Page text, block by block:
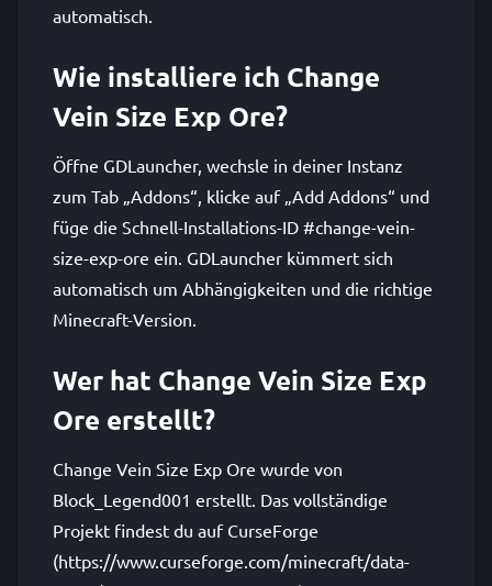
automatisch.
Wie installiere ich Change
Vein Size Exp Ore?
Öffne GDLauncher, wechsle in deiner Instanz
zum Tab „Addons“, klicke auf „Add Addons“ und
füge die Schnell-Installations-ID #change-vein-
size-exp-ore ein. GDLauncher kümmert sich
automatisch um Abhängigkeiten und die richtige
Minecraft-Version.
Wer hat Change Vein Size Exp
Ore erstellt?
Change Vein Size Exp Ore wurde von
Block_Legend001 erstellt. Das vollständige
Projekt findest du auf CurseForge
(https://www.curseforge.com/minecraft/data-